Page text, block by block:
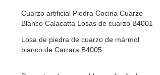
Cuarzo artificial Piedra Cocina Cuarzo
Blanco Calacatta Losas de cuarzo B4001
Losa de piedra de cuarzo de mármol
blanco de Carrara B4005